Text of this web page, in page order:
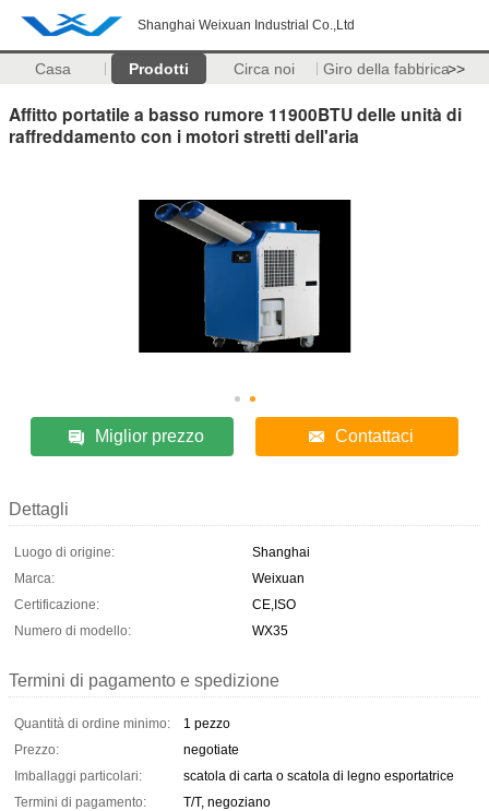
Shanghai Weixuan Industrial Co.,Ltd
Casa Prodotti Circa noi Giro della fabbrica>>
Affitto portatile a basso rumore 11900BTU delle unità di
raffreddamento con i motori stretti dell'aria
Miglior prezzo Contattaci
Dettagli
Luogo di origine:
Shanghai
Marca:
Weixuan
Certificazione:
CE,ISO
Numero di modello:
WX35
Termini di pagamento e spedizione
Quantità di ordine minimo:
1 pezzo
Prezzo:
negotiate
Imballaggi particolari:
scatola di carta o scatola di legno esportatrice
Termini di pagamento:
T/T, negoziano